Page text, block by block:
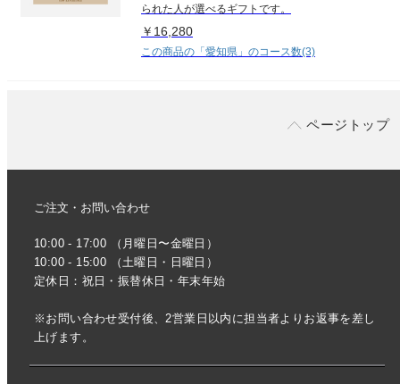
られた人が選べるギフトです。
￥16,280
この商品の「愛知県」のコース数(3)
ページトップ
ご注文・お問い合わせ
10:00 - 17:00 （月曜日〜金曜日）
10:00 - 15:00 （土曜日・日曜日）
定休日：祝日・振替休日・年末年始
※お問い合わせ受付後、2営業日以内に担当者よりお返事を差し
上げます。